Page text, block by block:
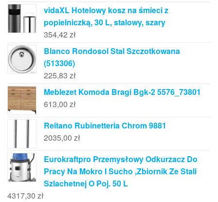
vidaXL Hotelowy kosz na śmieci z
popielniczką, 30 L, stalowy, szary
354,42 zł
Blanco Rondosol Stal Szczotkowana
(513306)
225,83 zł
Meblezet Komoda Bragi Bgk-2 5576_73801
613,00 zł
Reitano Rubinetteria Chrom 9881
2035,00 zł
Eurokraftpro Przemysłowy Odkurzacz Do
Pracy Na Mokro I Sucho ,Zbiornik Ze Stali
Szlachetnej O Poj. 50 L
4317,30 zł